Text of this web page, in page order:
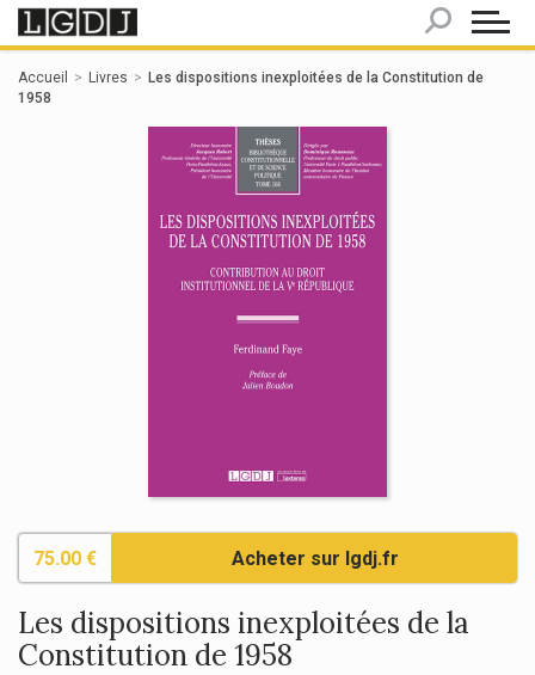
Accueil Livres
Les dispositions inexploitées de la Constitution de
1958
75.00 € Acheter sur lgdj.fr
Les dispositions inexploitées de la
Constitution de 1958
Panneau de gestion des cookies